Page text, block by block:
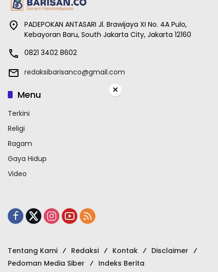
PADEPOKAN ANTASARI Jl. Brawijaya XI No. 4A Pulo,
Kebayoran Baru, South Jakarta City, Jakarta 12160
0821 3402 8602
redaksibarisanco@gmail.com
Menu
Terkini
Religi
Ragam
Gaya Hidup
Video
Tentang Kami Redaksi Kontak
Disclaimer
Pedoman Media Siber
Indeks Berita
×